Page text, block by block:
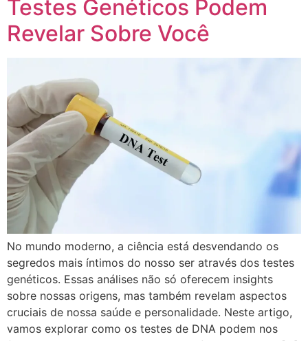
Testes Genéticos Podem
Revelar Sobre Você
No mundo moderno, a ciência está desvendando os
segredos mais íntimos do nosso ser através dos testes
genéticos. Essas análises não só oferecem insights
sobre nossas origens, mas também revelam aspectos
cruciais de nossa saúde e personalidade. Neste artigo,
vamos explorar como os testes de DNA podem nos